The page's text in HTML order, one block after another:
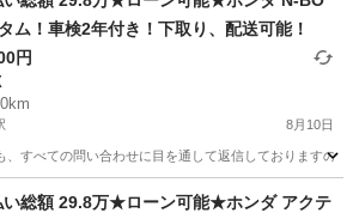
ム！車検2年付き！下取り、配送可能！
円
8月10日
、すべての問い合わせに目を通して返信しております
駅 N-BOX
総額 29.8万★ローン可能★ホンダ アクテ